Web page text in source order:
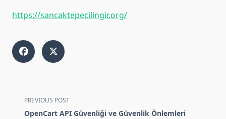
https://sancaktepecilingir.org/
<span
class="nav-
PREVIOUS POST
OpenCart API Güvenliği ve Güvenlik Önlemleri